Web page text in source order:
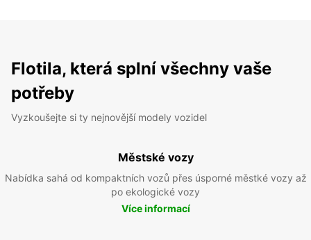
Flotila, která splní všechny vaše
potřeby
Vyzkoušejte si ty nejnovější modely vozidel
Městské vozy
Nabídka sahá od kompaktních vozů přes úsporné městké vozy až
po ekologické vozy
Více informací